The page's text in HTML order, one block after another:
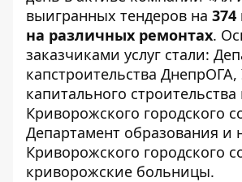
выигранных тендеров на
на различных ремонтах.
заказчиками услуг стали:
капстроительства
капитального
Криворожского городского
Департамент образования и
Криворожского городского
криворожские больницы.